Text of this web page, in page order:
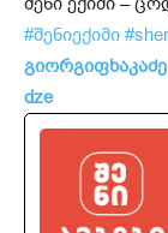
#შენიექიმი
გიორგიფხაკაძე
dze